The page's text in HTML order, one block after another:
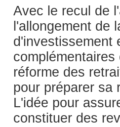
Avec le recul de
l'allongement de
d'investissement
réforme des
pour préparer sa
L'idée pour
constituer des